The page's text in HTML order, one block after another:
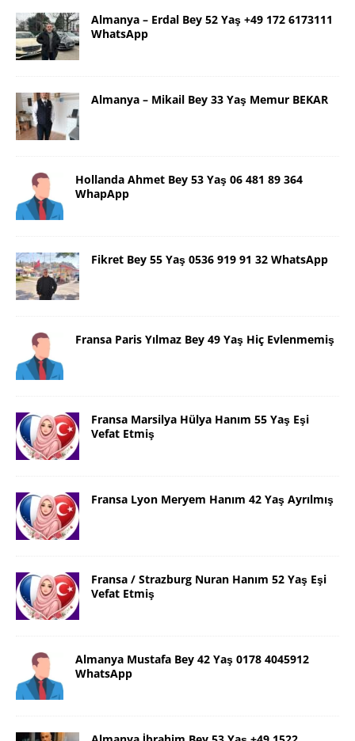
Almanya – Erdal Bey 52 Yaş +49 172 6173111
WhatsApp
Almanya – Mikail Bey 33 Yaş Memur BEKAR
Hollanda Ahmet Bey 53 Yaş 06 481 89 364
WhapApp
Fikret Bey 55 Yaş 0536 919 91 32 WhatsApp
Fransa Paris Yılmaz Bey 49 Yaş Hiç Evlenmemiş
Fransa Marsilya Hülya Hanım 55 Yaş Eşi
Vefat Etmiş
Fransa Lyon Meryem Hanım 42 Yaş Ayrılmış
Fransa / Strazburg Nuran Hanım 52 Yaş Eşi
Vefat Etmiş
Almanya Mustafa Bey 42 Yaş 0178 4045912
WhatsApp